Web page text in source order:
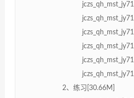
2、练习[30.66M]